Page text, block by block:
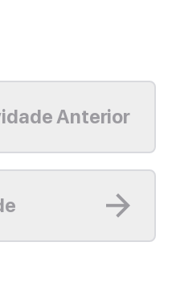
Anterior